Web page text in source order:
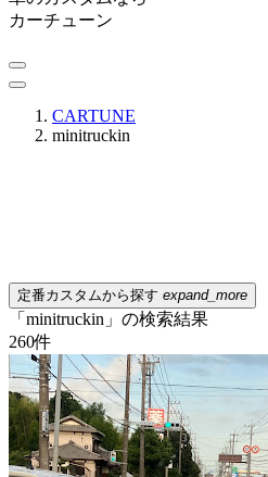
カーチューン
CARTUNE
minitruckin
定番カスタムから探す expand_more
「minitruckin」の検索結果
260件